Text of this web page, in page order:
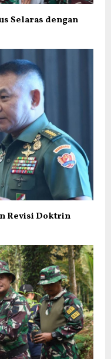
Selaras dengan
Revisi Doktrin